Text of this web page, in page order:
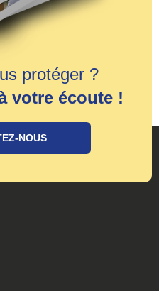
protéger ?
votre écoute !
NOUS